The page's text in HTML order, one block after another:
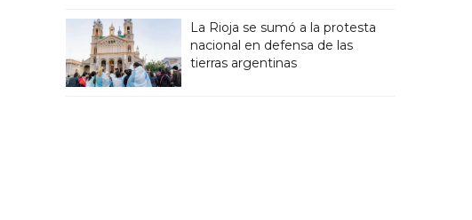
La Rioja se sumó a la protesta
nacional en defensa de las
tierras argentinas